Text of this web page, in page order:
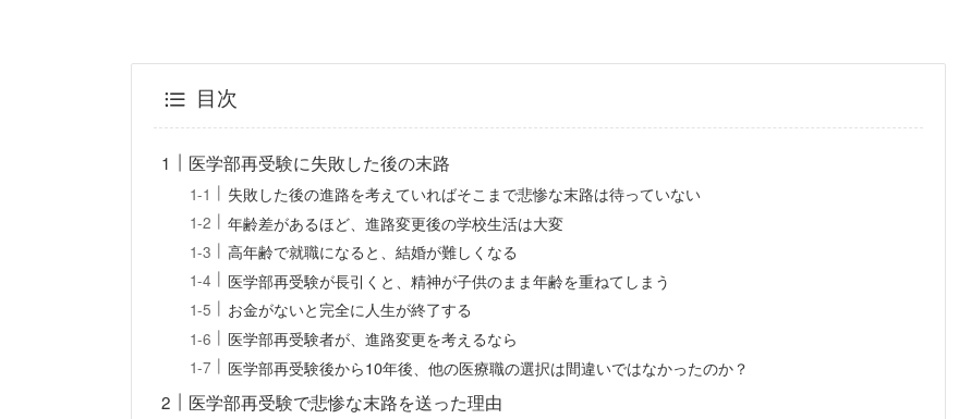
目次
医学部再受験に失敗した後の末路
失敗した後の進路を考えていればそこまで悲惨な末路は待っていない
年齢差があるほど、進路変更後の学校生活は大変
高年齢で就職になると、結婚が難しくなる
医学部再受験が長引くと、精神が子供のまま年齢を重ねてしまう
お金がないと完全に人生が終了する
医学部再受験者が、進路変更を考えるなら
医学部再受験後から10年後、他の医療職の選択は間違いではなかったのか？
医学部再受験で悲惨な末路を送った理由